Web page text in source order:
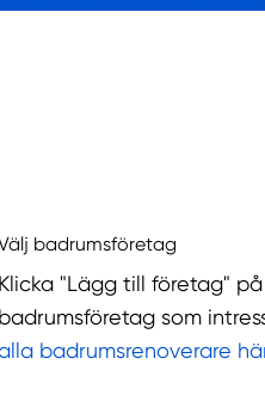
badrumsföretag
Klicka "Lägg till företag"
badrumsföretag som
badrumsrenoverare